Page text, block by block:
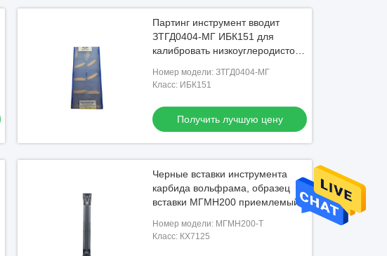
Партинг инструмент вводит
ЗТГД0404-МГ ИБК151 для
калибровать низкоуглеродистой
Номер модели: ЗТГД0404-МГ
Класс: ИБК151
Получить лучшую цену
Черные вставки инструмента
карбида вольфрама, образец
вставки МГМН200 приемлемый
Номер модели: МГМН200-Т
Класс: КХ7125